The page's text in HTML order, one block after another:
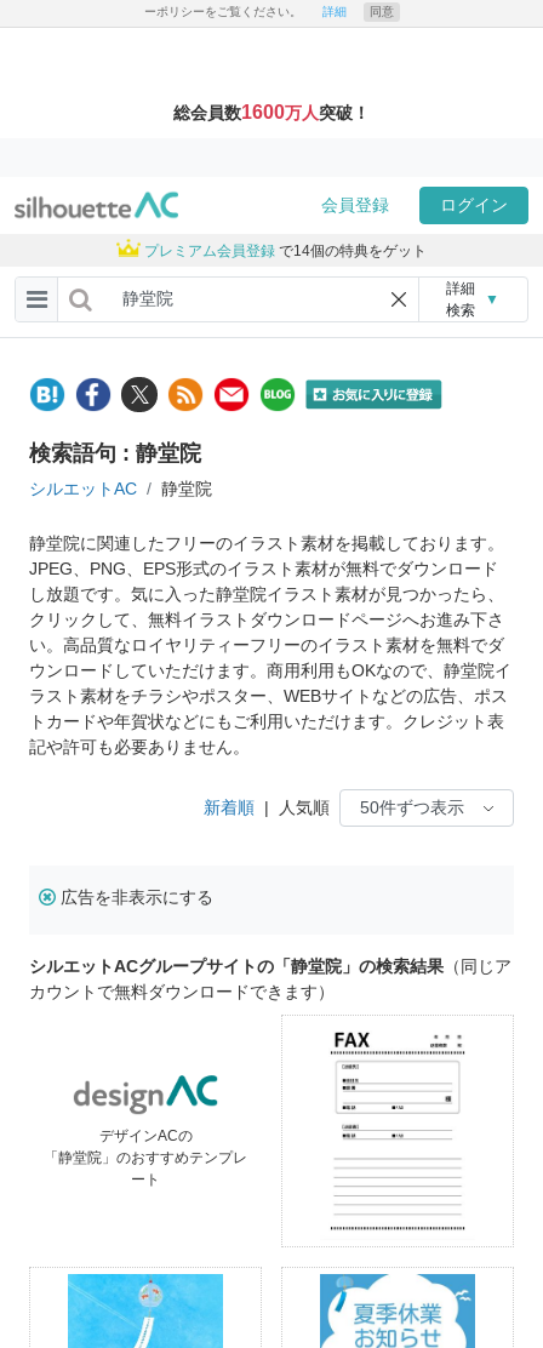
ーポリシーをご覧ください。 詳細 同意
総会員数1600万人突破！
会員登録 ログイン
プレミアム会員登録 で14個の特典をゲット
詳細
検索
▼
検索語句 : 静堂院
シルエットAC 静堂院
静堂院に関連したフリーのイラスト素材を掲載しております。
JPEG、PNG、EPS形式のイラスト素材が無料でダウンロード
し放題です。気に入った静堂院イラスト素材が見つかったら、
クリックして、無料イラストダウンロードページへお進み下さ
い。高品質なロイヤリティーフリーのイラスト素材を無料でダ
ウンロードしていただけます。商用利用もOKなので、静堂院イ
ラスト素材をチラシやポスター、WEBサイトなどの広告、ポス
トカードや年賀状などにもご利用いただけます。クレジット表
記や許可も必要ありません。
新着順 | 人気順
広告を非表示にする
シルエットACグループサイトの「静堂院」の検索結果 （同じア
カウントで無料ダウンロードできます）
デザインACの
「静堂院」のおすすめテンプレ
ート